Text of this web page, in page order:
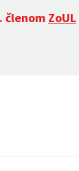
členom ZoUL